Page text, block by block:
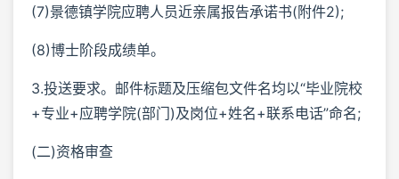
(7)景德镇学院应聘人员近亲属报告承诺书(附件2);
(8)博士阶段成绩单。
3.投送要求。邮件标题及压缩包文件名均以“毕业院校
+专业+应聘学院(部门)及岗位+姓名+联系电话”命名;
(二)资格审查